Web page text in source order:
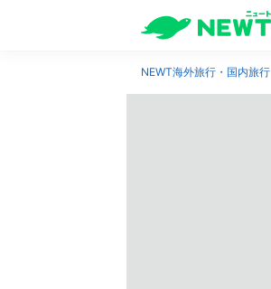
NEWT海外旅行・国内旅行